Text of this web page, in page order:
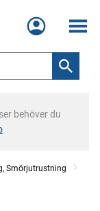
Meny
behöver du
Smörjutrustning